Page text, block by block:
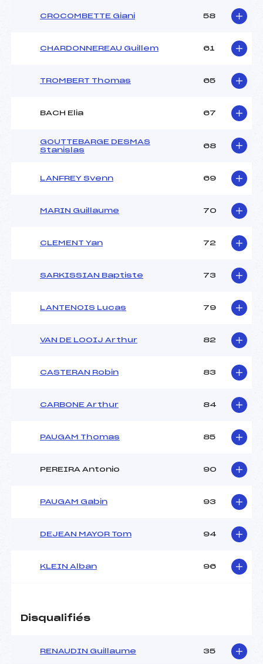
CROCOMBETTE Giani 58
CHARDONNEREAU Guillem 61
TROMBERT Thomas 65
BACH Elia 67
GOUTTEBARGE DESMAS
Stanislas
68
LANFREY Svenn 69
MARIN Guillaume 70
CLEMENT Yan 72
SARKISSIAN Baptiste 73
LANTENOIS Lucas 79
VAN DE LOOIJ Arthur 82
CASTERAN Robin 83
CARBONE Arthur 84
PAUGAM Thomas 85
PEREIRA Antonio 90
PAUGAM Gabin 93
DEJEAN MAYOR Tom 94
KLEIN Alban 96
Disqualifiés
RENAUDIN Guillaume 35